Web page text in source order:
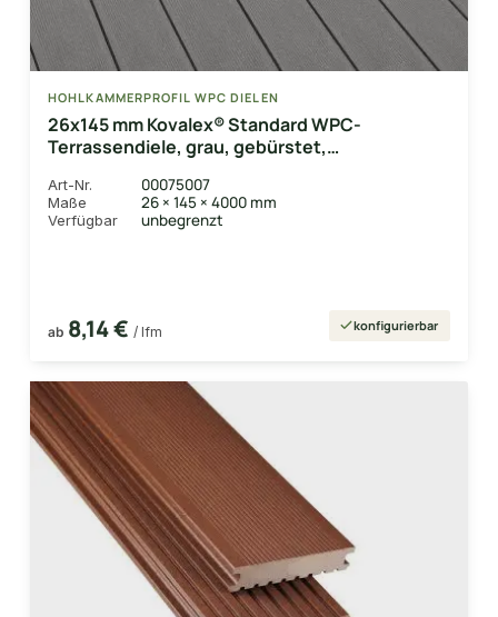
HOHLKAMMERPROFIL WPC DIELEN
26x145 mm Kovalex® Standard WPC-
Terrassendiele, grau, gebürstet,
Profil: grob/fein
Art-Nr. 00075007
Maße 26 × 145 × 4000 mm
Verfügbar unbegrenzt
ab 8,14 € / lfm konfigurierbar